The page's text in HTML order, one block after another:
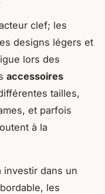
clef; les
designs légers et
lors des
accessoires
tailles,
et parfois
à la
investir dans un
les